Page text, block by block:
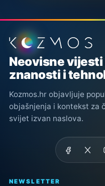
Podnožje stranice
Neovisne vijesti
znanosti i
Kozmos.hr objavljuje
objašnjenja i kontekst za
svijet izvan naslova.
NEWSLETTER